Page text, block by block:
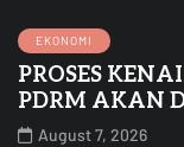
EKONOMI
PROSES
PDRM AKAN
August 7, 2026